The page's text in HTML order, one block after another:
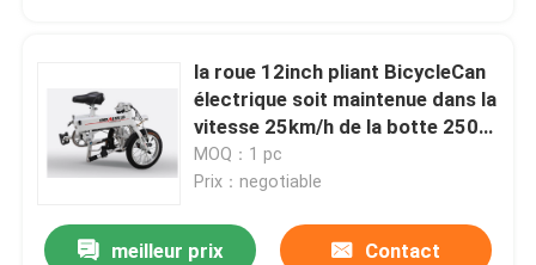
Au sujet de nous
Visite d'usine
Contrôle de qualité
la roue 12inch pliant BicycleCan
électrique soit maintenue dans la
vitesse 25km/h de la botte 250w
36v8ah de voiture
MOQ：1 pc
Prix：negotiable
meilleur prix Contact